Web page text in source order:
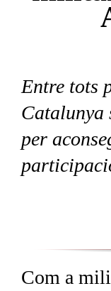
Entre tots
Catalunya
per
Com a